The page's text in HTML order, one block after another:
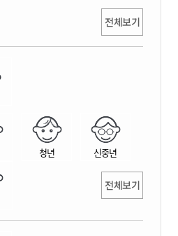
전체보기
청년 신중년
전체보기